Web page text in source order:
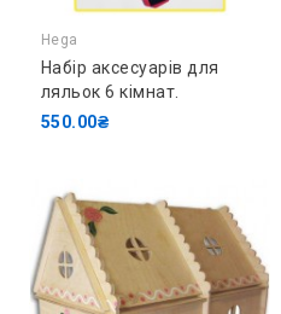
Hega
Набір аксесуарів для
ляльок 6 кімнат.
550.00₴